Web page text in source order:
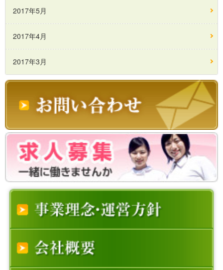
2017年5月
2017年4月
2017年3月